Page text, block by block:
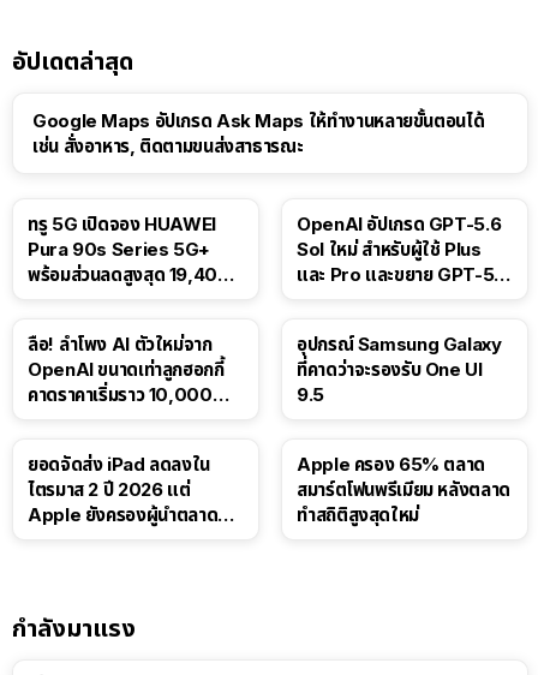
อัปเดตล่าสุด
Google Maps อัปเกรด Ask Maps ให้ทำงานหลายขั้นตอนได้
เช่น สั่งอาหาร, ติดตามขนส่งสาธารณะ
ทรู 5G เปิดจอง HUAWEI
Pura 90s Series 5G+
พร้อมส่วนลดสูงสุด 19,400
OpenAI อัปเกรด GPT-5.6
Sol ใหม่ สำหรับผู้ใช้ Plus
และ Pro และขยาย GPT-5.6
ลือ! ลำโพง AI ตัวใหม่จาก
OpenAI ขนาดเท่าลูกฮอกกี้
คาดราคาเริ่มราว 10,000
อุปกรณ์ Samsung Galaxy
ที่คาดว่าจะรองรับ One UI
9.5
ยอดจัดส่ง iPad ลดลงใน
ไตรมาส 2 ปี 2026 แต่
Apple ยังครองผู้นำตลาด
Apple ครอง 65% ตลาด
สมาร์ตโฟนพรีเมียม หลังตลาด
ทำสถิติสูงสุดใหม่
กำลังมาแรง